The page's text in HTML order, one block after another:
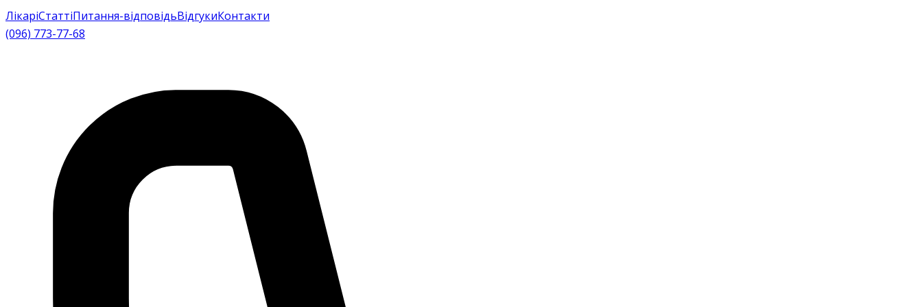
ЛікаріСтаттіПитання-відповідьВідгукиКонтакти
(096) 773-77-68